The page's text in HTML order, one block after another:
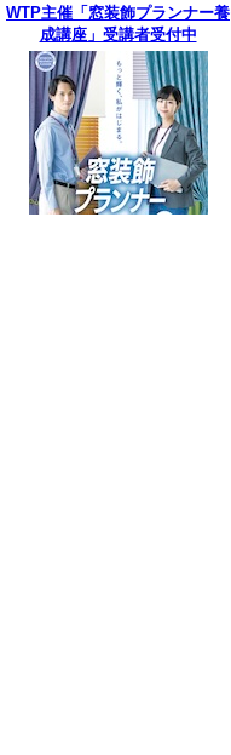
WTP主催「窓装飾プランナー養
成講座」受講者受付中